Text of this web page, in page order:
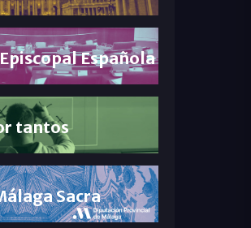
Española
tantos
Sacra